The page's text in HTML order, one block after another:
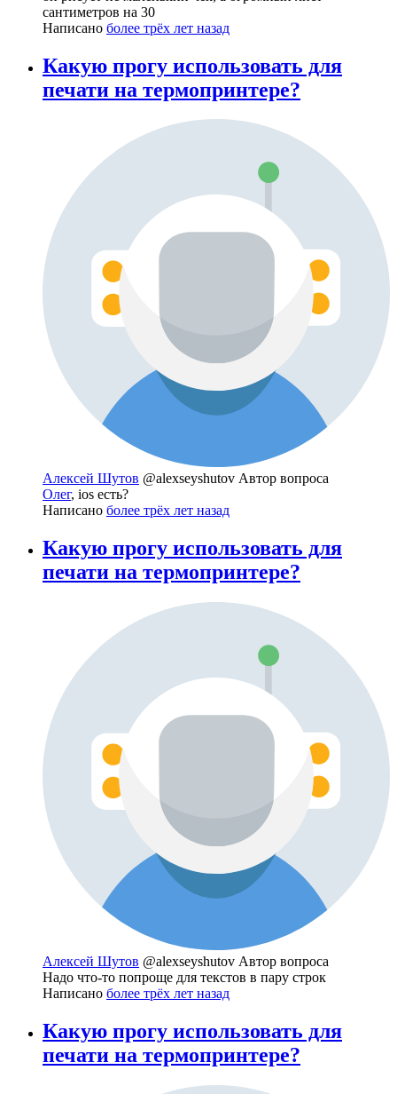
сантиметров на 30
Написано более трёх лет назад
Какую прогу использовать для
печати на термопринтере?
Алексей Шутов @alexseyshutov Автор вопроса
Олег, ios есть?
Написано более трёх лет назад
Какую прогу использовать для
печати на термопринтере?
Алексей Шутов @alexseyshutov Автор вопроса
Надо что-то попроще для текстов в пару строк
Написано более трёх лет назад
Какую прогу использовать для
печати на термопринтере?